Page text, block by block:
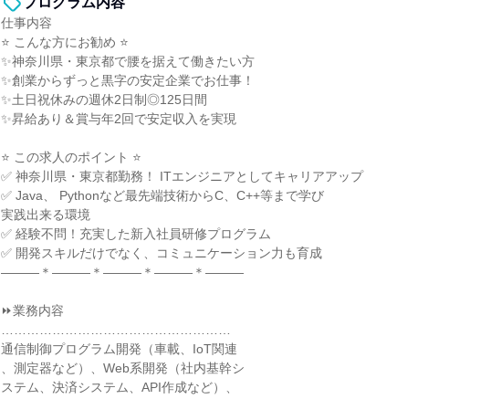
仕事内容
⭐ こんな方にお勧め ⭐
✨神奈川県・東京都で腰を据えて働きたい方
✨創業からずっと黒字の安定企業でお仕事！
✨土日祝休みの週休2日制◎125日間
✨昇給あり＆賞与年2回で安定収入を実現
⭐ この求人のポイント ⭐
✅ 神奈川県・東京都勤務！ ITエンジニアとしてキャリアアップ
✅ Java、 Pythonなど最先端技術からC、C++等まで学び
実践出来る環境
✅ 経験不問！充実した新入社員研修プログラム
✅ 開発スキルだけでなく、コミュニケーション力も育成
―――＊―――＊―――＊―――＊―――
⏩業務内容
通信制御プログラム開発（車載、IoT関連
、測定器など）、Web系開発（社内基幹シ
ステム、決済システム、API作成など）、